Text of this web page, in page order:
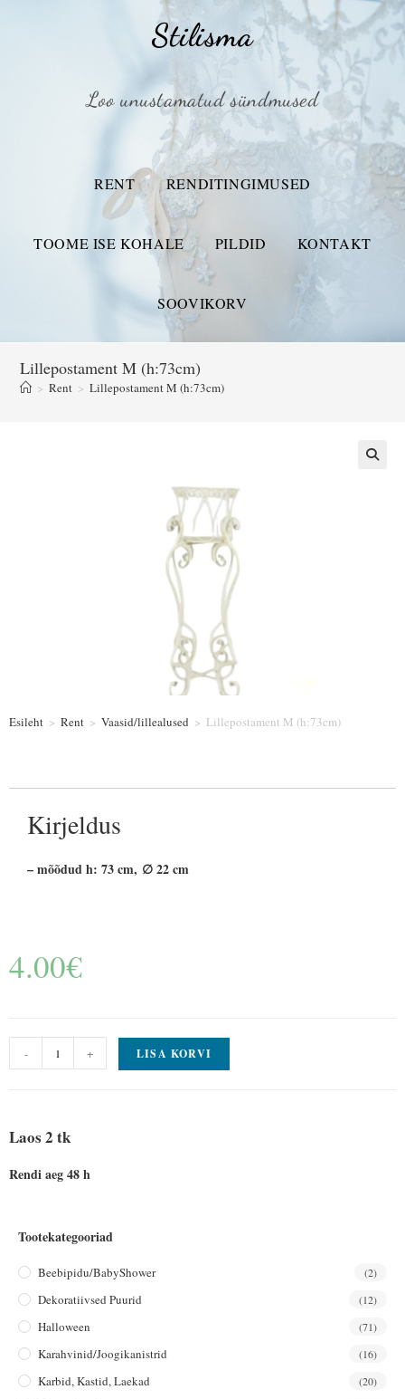
Stilisma
Loo unustamatud sündmused
RENT RENDITINGIMUSED
TOOME ISE KOHALE PILDID KONTAKT
SOOVIKORV
Lillepostament M (h:73cm)
> Rent > Lillepostament M (h:73cm)
Esileht > Rent > Vaasid/lillealused > Lillepostament M (h:73cm)
Kirjeldus
– mõõdud h: 73 cm, ∅ 22 cm
4.00€
- + LISA KORVI
Laos 2 tk
Rendi aeg 48 h
Tootekategooriad
Beebipidu/BabyShower (2)
Dekoratiivsed Puurid (12)
Halloween (71)
Karahvinid/joogikanistrid (16)
Karbid, Kastid, Laekad (20)